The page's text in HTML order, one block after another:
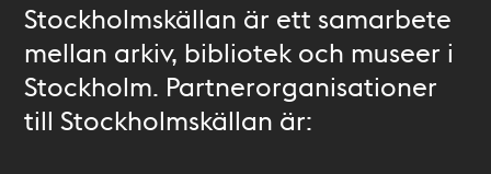
Stockholmskällan är ett samarbete
mellan arkiv, bibliotek och museer i
Stockholm. Partnerorganisationer
till Stockholmskällan är: